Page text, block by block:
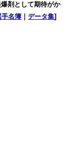
剤として期待がか
手名簿 ｜データ集]